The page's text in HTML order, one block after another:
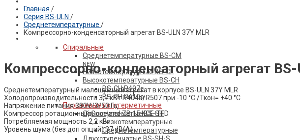
ПРОДУКЦИЯ BELIEF
Компрессоры
Спиральные
Среднетемпературные BS-CM
NEW
Низкотемпературные BS-CL
Высокотемпературные BS-CH
BS-CH R407c
BS-CH R410a
Поршневые полугерметичные
Одноступенчатые BS-SH
Низкотемпературные
Среднетемпературные
Главная /
Серия BS-ULN /
Среднетемпературные /
Компрессорно-конденсаторный агрегат BS-ULN 37Y MLR
Компрессорно-конденсаторный агрегат
Среднетемпературный малошумный агрегат в корпусе BS-ULN 37Y MLR
Холодопроизводительность 3,7 кВт R404a/R507 при -10 °C /Ткон= +40 °C
Напряжение питания 380V/3/50 Гц
Компрессор ротационный Copeland ZB 15 KCE-TFD
Потребляемая мощность 2,2 кВт
Уровень шума (без доп опций) 37 dB(A)